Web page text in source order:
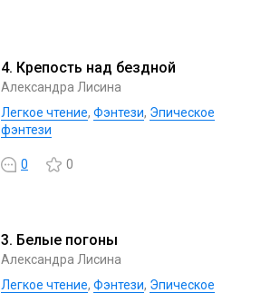
4. Крепость над бездной
Александра Лисина
Легкое чтение, Фэнтези, Эпическое
фэнтези
0 0
3. Белые погоны
Александра Лисина
Легкое чтение, Фэнтези, Эпическое